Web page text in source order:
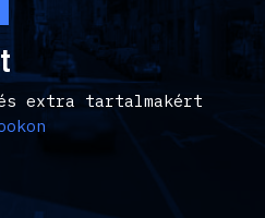
extra tartalmakért